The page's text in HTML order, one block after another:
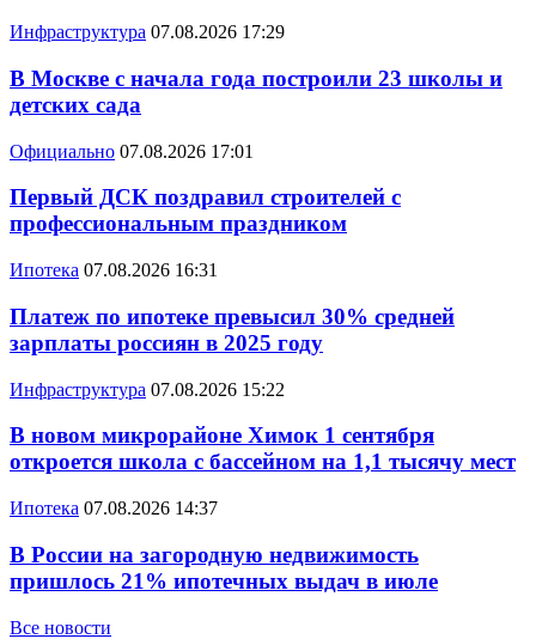
Инфраструктура 07.08.2026 17:29
В Москве с начала года построили 23 школы и
детских сада
Официально 07.08.2026 17:01
Первый ДСК поздравил строителей с
профессиональным праздником
Ипотека 07.08.2026 16:31
Платеж по ипотеке превысил 30% средней
зарплаты россиян в 2025 году
Инфраструктура 07.08.2026 15:22
В новом микрорайоне Химок 1 сентября
откроется школа с бассейном на 1,1 тысячу мест
Ипотека 07.08.2026 14:37
В России на загородную недвижимость
пришлось 21% ипотечных выдач в июле
Все новости